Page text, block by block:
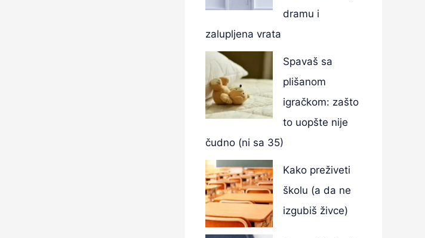
dramu i
zalupljena vrata
Spavaš sa
plišanom
igračkom: zašto
to uopšte nije
čudno (ni sa 35)
Kako preživeti
školu (a da ne
izgubiš živce)